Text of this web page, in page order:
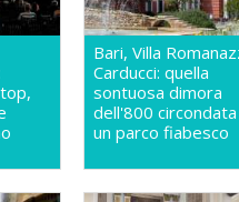
Bari, Villa
Carducci: quella
sontuosa dimora
dell'800
un parco fiabesco